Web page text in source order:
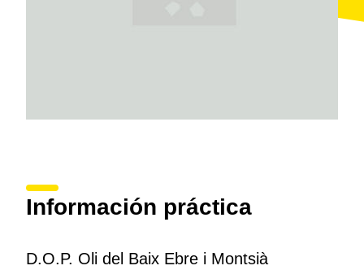
Información práctica
D.O.P. Oli del Baix Ebre i Montsià